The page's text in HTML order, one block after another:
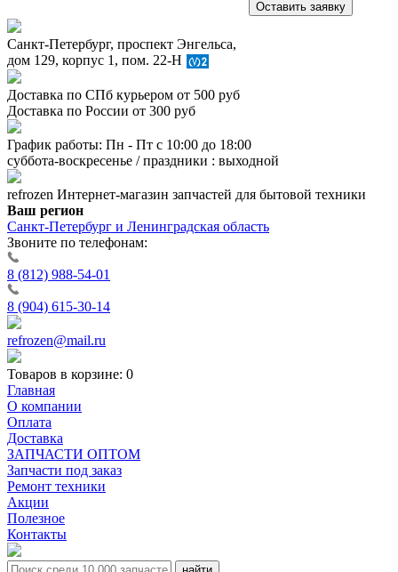
Санкт-Петербург, проспект Энгельса,
дом 129, корпус 1, пом. 22-Н
Доставка по СПб курьером от 500 руб
Доставка по России от 300 руб
График работы: Пн - Пт с 10:00 до 18:00
суббота-воскресенье / праздники : выходной
refrozen Интернет-магазин запчастей для бытовой техники
Ваш регион
Санкт-Петербург и Ленинградская область
Звоните по телефонам:
8 (812) 988-54-01
8 (904) 615-30-14
refrozen@mail.ru
Товаров в корзине: 0
Главная
О компании
Оплата
Доставка
ЗАПЧАСТИ ОПТОМ
Запчасти под заказ
Ремонт техники
Акции
Полезное
Контакты